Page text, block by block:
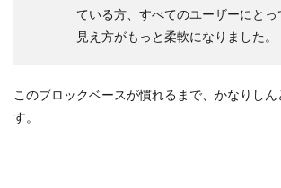
ている方、すべてのユーザーにと
見え方がもっと柔軟になりました。
このブロックベースが慣れるまで、かなりし
す。